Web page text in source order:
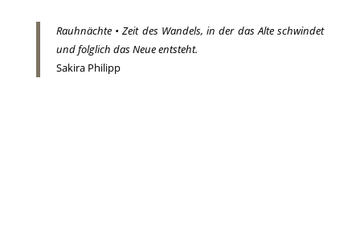
Rauhnächte • Zeit des Wandels, in der das Alte schwindet
und folglich das Neue entsteht.
Sakira Philipp